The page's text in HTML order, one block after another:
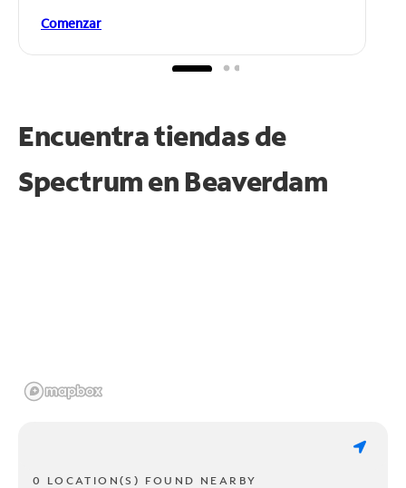
Comenzar
Encuentra tiendas de
Spectrum en Beaverdam
0 LOCATION(S) FOUND NEARBY